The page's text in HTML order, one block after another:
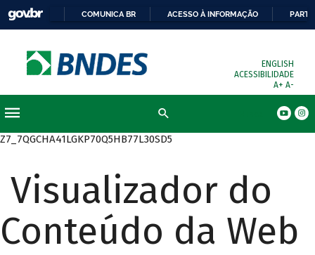
COMUNICA BR ACESSO À INFORMAÇÃO
ENGLISH
ACESSIBILIDADE
A+ A-
Z7_7QGCHA41LGKP70Q5HB77L30SD5
Visualizador do
Conteúdo da Web